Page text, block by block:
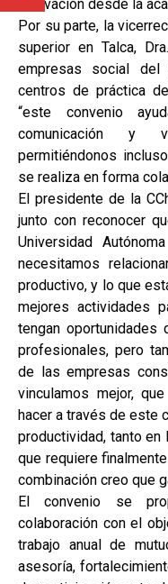
innovación desde la
Por su parte, la
superior en Talca,
empresas social
centros de práctica
“este convenio
comunicación y
permitiéndonos
se realiza en forma
El presidente de la
junto con reconocer
Universidad
necesitamos
productivo, y lo que
mejores actividades
tengan oportunidades
profesionales, pero
de las empresas
vinculamos mejor,
hacer a través de este
productividad, tanto en
que requiere
combinación creo que
El convenio se
colaboración con el
trabajo anual de
asesoría,